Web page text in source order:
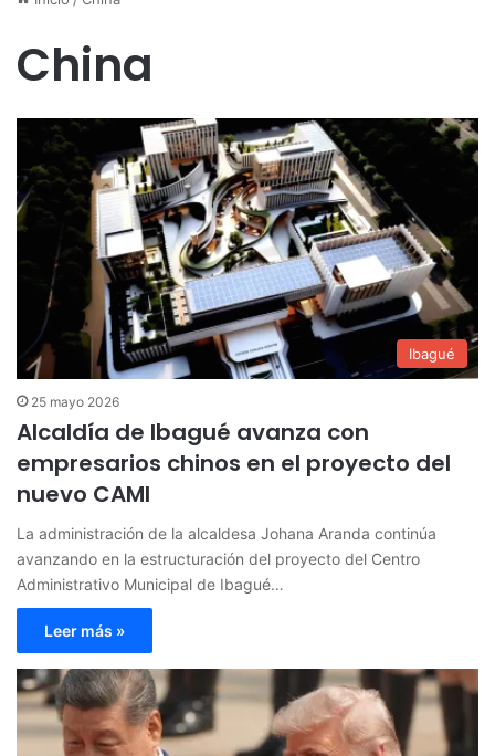
China
Ibagué
25 mayo 2026
Alcaldía de Ibagué avanza con
empresarios chinos en el proyecto del
nuevo CAMI
La administración de la alcaldesa Johana Aranda continúa
avanzando en la estructuración del proyecto del Centro
Administrativo Municipal de Ibagué…
Leer más »